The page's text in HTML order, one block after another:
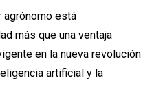
agrónomo está
más que una ventaja
en la nueva revolución
artificial y la